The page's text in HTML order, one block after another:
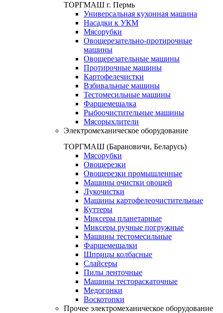
ТОРГМАШ г. Пермь
Универсальная кухонная машина
Насадки к УКМ
Мясорубки
Овощерезательно-протирочные
машины
Овощерезательные машины
Протирочные машины
Картофелечистки
Взбивальные машины
Тестомесильные машины
Фаршемешалка
Рыбоочистительные машины
Мясорыхлители
Электромеханическое оборудование
ТОРГМАШ (Барановичи, Беларусь)
Мясорубки
Овощерезки
Овощерезки промышленные
Машины очистки овощей
Лукочистки
Машины картофелеочистительные
Куттеры
Миксеры планетарные
Миксеры ручные погружные
Машины тестомесильные
Фаршемешалки
Шприцы колбасные
Слайсеры
Пилы ленточные
Машины тестораскаточные
Медогонки
Воскотопки
Прочее электромеханическое оборудование